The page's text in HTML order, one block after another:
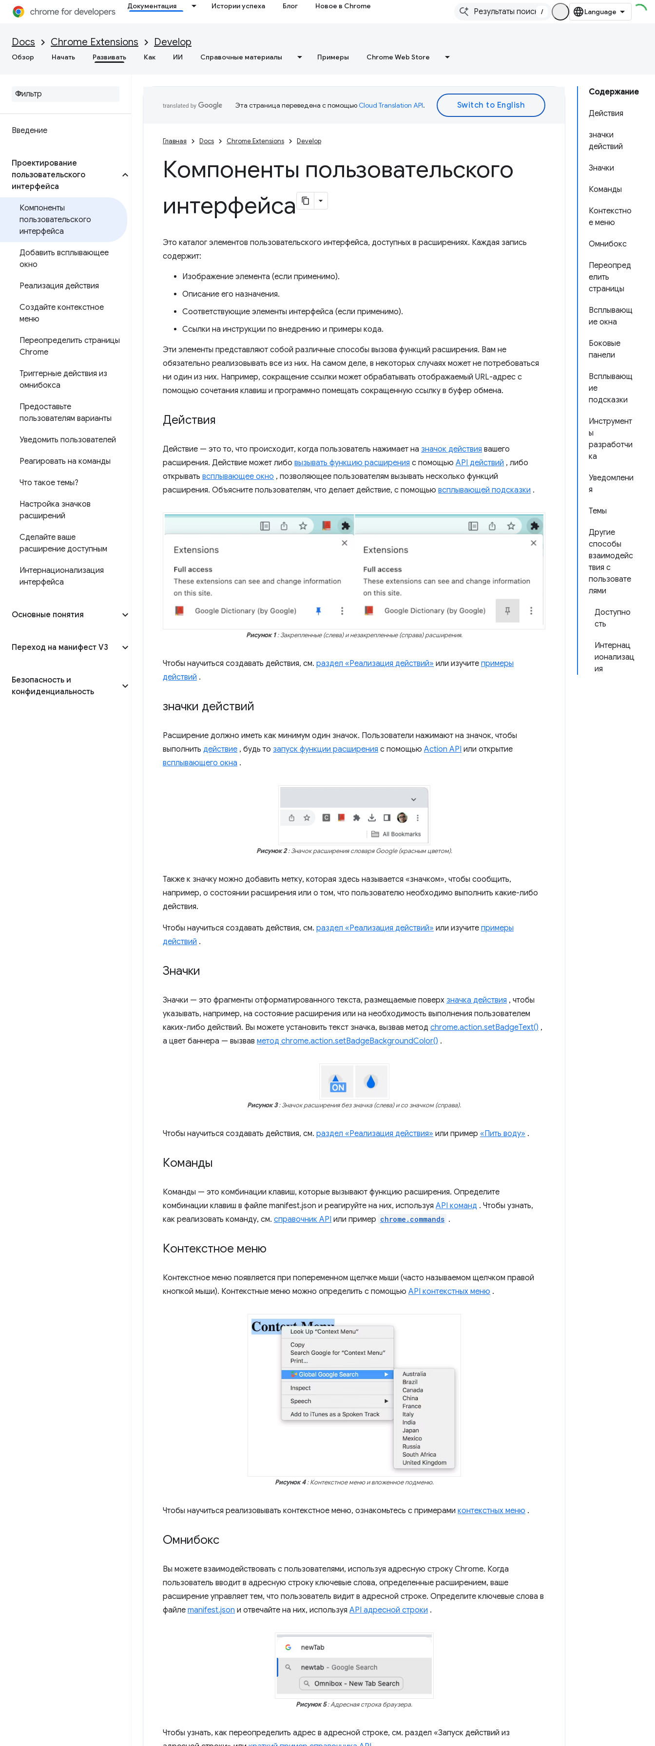
Документация Истории успеха Блог Новое в Chrome
/
Docs Chrome Extensions Develop
Обзор Начать Развивать Как ИИ Справочные материалы Примеры Chrome Web Store
Введение
Проектирование
пользовательского
интерфейса
Компоненты
пользовательского
интерфейса
Добавить всплывающее
окно
Реализация действия
Создайте контекстное
меню
Переопределить страницы
Chrome
Триггерные действия из
омнибокса
Предоставьте
пользователям варианты
Уведомить пользователей
Реагировать на команды
Что такое темы?
Настройка значков
расширений
Сделайте ваше
расширение доступным
Интернационализация
интерфейса
Основные понятия
Переход на манифест V3
Безопасность и
конфиденциальность
Содержание
Действия
значки
действий
Значки
Команды
Контекстно
е меню
Омнибокс
Переопред
елить
страницы
Всплывающ
ие окна
Боковые
панели
Всплывающ
ие
подсказки
Инструмент
ы
разработчи
ка
Уведомлени
я
Темы
Другие
способы
взаимодейс
твия с
пользовате
лями
Доступно
сть
Интернац
ионализац
ия
Эта страница переведена с помощьюCloud Translation API.
Главная Docs Chrome Extensions Develop
Компоненты пользовательского
интерфейса
Это каталог элементов пользовательского интерфейса, доступных в расширениях. Каждая запись
содержит:
Изображение элемента (если применимо).
Описание его назначения.
Соответствующие элементы интерфейса (если применимо).
Ссылки на инструкции по внедрению и примеры кода.
Эти элементы представляют собой различные способы вызова функций расширения. Вам не
обязательно реализовывать все из них. На самом деле, в некоторых случаях может не потребоваться
ни один из них. Например, сокращение ссылки может обрабатывать отображаемый URL-адрес с
помощью сочетания клавиш и программно помещать сокращенную ссылку в буфер обмена.
Действия
Действие — это то, что происходит, когда пользователь нажимает на значок действия вашего
расширения. Действие может либо вызывать функцию расширения с помощью API действий , либо
открывать всплывающее окно , позволяющее пользователям вызывать несколько функций
расширения. Объясните пользователям, что делает действие, с помощью всплывающей подсказки .
Рисунок 1: Закрепленные (слева) и незакрепленные (справа) расширения.
Чтобы научиться создавать действия, см. раздел «Реализация действий» или изучите примеры
действий .
значки действий
Расширение должно иметь как минимум один значок. Пользователи нажимают на значок, чтобы
выполнить действие , будь то запуск функции расширения с помощью Action API или открытие
всплывающего окна .
Рисунок 2: Значок расширения словаря Google (красным цветом).
Также к значку можно добавить метку, которая здесь называется «значком», чтобы сообщить,
например, о состоянии расширения или о том, что пользователю необходимо выполнить какие-либо
действия.
Чтобы научиться создавать действия, см. раздел «Реализация действий» или изучите примеры
действий .
Значки
Значки — это фрагменты отформатированного текста, размещаемые поверх значка действия , чтобы
указывать, например, на состояние расширения или на необходимость выполнения пользователем
каких-либо действий. Вы можете установить текст значка, вызвав метод chrome.action.setBadgeText() ,
а цвет баннера — вызвав метод chrome.action.setBadgeBackgroundColor() .
Рисунок 3: Значок расширения без значка (слева) и со значком (справа).
Чтобы научиться создавать действия, см. раздел «Реализация действия» или пример «Пить воду» .
Команды
Команды — это комбинации клавиш, которые вызывают функцию расширения. Определите
комбинации клавиш в файле manifest.json и реагируйте на них, используя API команд . Чтобы узнать,
как реализовать команду, см. справочник API или пример chrome.commands .
Контекстное меню
Контекстное меню появляется при попеременном щелчке мыши (часто называемом щелчком правой
кнопкой мыши). Контекстные меню можно определить с помощью API контекстных меню .
Рисунок 4: Контекстное меню и вложенное подменю.
Чтобы научиться реализовывать контекстное меню, ознакомьтесь с примерами контекстных меню .
Омнибокс
Вы можете взаимодействовать с пользователями, используя адресную строку Chrome. Когда
пользователь вводит в адресную строку ключевые слова, определенные расширением, ваше
расширение управляет тем, что пользователь видит в адресной строке. Определите ключевые слова в
файле manifest.json и отвечайте на них, используя API адресной строки .
Рисунок 5: Адресная строка браузера.
Чтобы узнать, как переопределить адрес в адресной строке, см. раздел «Запуск действий из